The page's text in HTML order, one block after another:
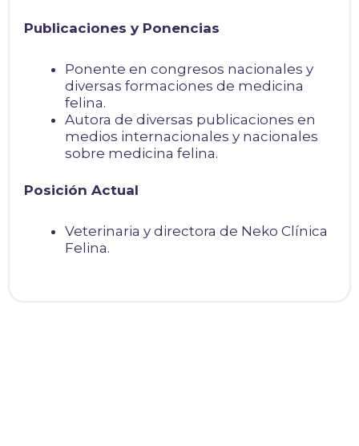
Publicaciones y Ponencias
Ponente en congresos nacionales y
diversas formaciones de medicina
felina.
Autora de diversas publicaciones en
medios internacionales y nacionales
sobre medicina felina.
Posición Actual
Veterinaria y directora de Neko Clínica
Felina.